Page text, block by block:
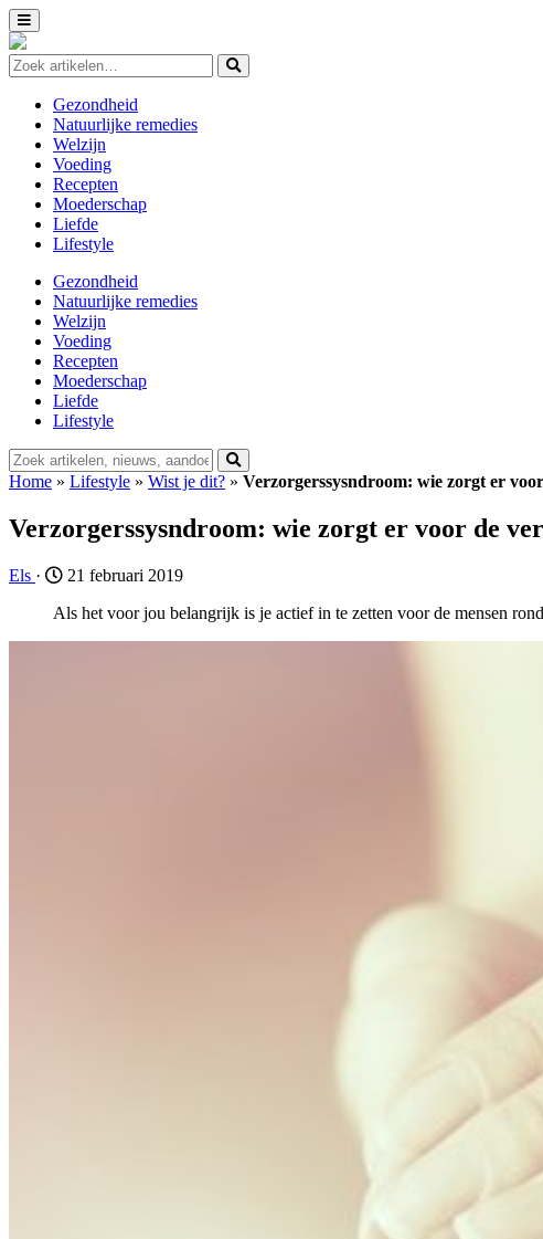
Gezondheid
Natuurlijke remedies
Welzijn
Voeding
Recepten
Moederschap
Liefde
Lifestyle
Gezondheid
Natuurlijke remedies
Welzijn
Voeding
Recepten
Moederschap
Liefde
Lifestyle
Home » Lifestyle » Wist je dit? » Verzorgerssysndroom: wie zorgt er
Verzorgerssysndroom: wie zorgt er voor de
Els ·
21 februari 2019
Als het voor jou belangrijk is je actief in te zetten voor de mensen